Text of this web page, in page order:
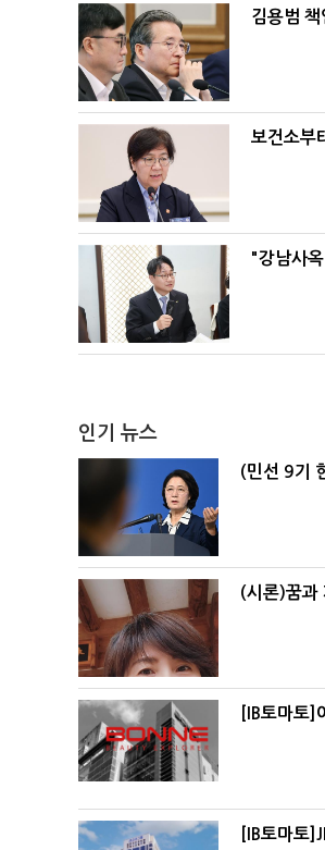
김용범
보건소부
"강남사
인기 뉴스
(민선 9기
(시론)꿈과
[IB토마토
[IB토마토